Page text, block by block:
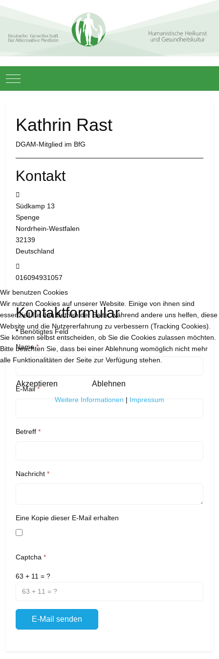
Mobile Menu Toggle
Kathrin Rast
DGAM-Mitglied im BfG
Kontakt
Südkamp 13
Spenge
Nordrhein-Westfalen
32139
Deutschland
016094931057
Kontaktformular
*Benötigtes Feld
Name*
E-Mail*
Betreff *
Nachricht *
Eine Kopie dieser E-Mail erhalten
Captcha *
63 + 11 = ?
E-Mail senden
Wir benutzen Cookies
Wir nutzen Cookies auf unserer Website. Einige von ihnen sind
essenziell für den Betrieb der Seite, während andere uns helfen, diese
Website und die Nutzererfahrung zu verbessern (Tracking Cookies).
Sie können selbst entscheiden, ob Sie die Cookies zulassen möchten.
Bitte beachten Sie, dass bei einer Ablehnung womöglich nicht mehr
alle Funktionalitäten der Seite zur Verfügung stehen.
Akzeptieren Ablehnen
Weitere Informationen | Impressum